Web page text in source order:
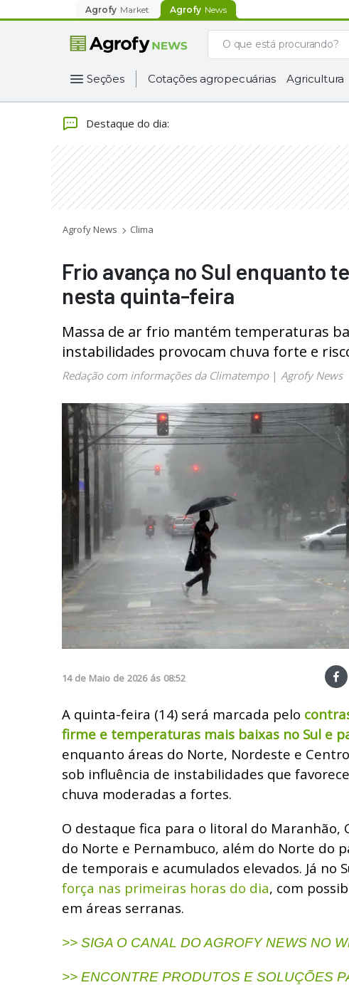
Agrofy Market Agrofy News
Seções Cotações agropecuárias Agricultura
Destaque do dia:
Agrofy News Clima
Frio avança no Sul enquanto
nesta quinta-feira
Massa de ar frio mantém temperaturas
instabilidades provocam chuva forte e
Redação com informações da Climatempo| Agrofy News
14 de Maio de 2026 ás 08:52
A quinta-feira (14) será marcada pelo
firme e temperaturas mais baixas no Sul e
enquanto áreas do Norte, Nordeste e
sob influência de instabilidades que
chuva moderadas a fortes.
O destaque fica para o litoral do Maranhão,
do Norte e Pernambuco, além do Norte do
de temporais e acumulados elevados. Já no
força nas primeiras horas do dia, com
em áreas serranas.
>> SIGA O CANAL DO AGROFY NEWS NO
>> ENCONTRE PRODUTOS E SOLUÇÕES